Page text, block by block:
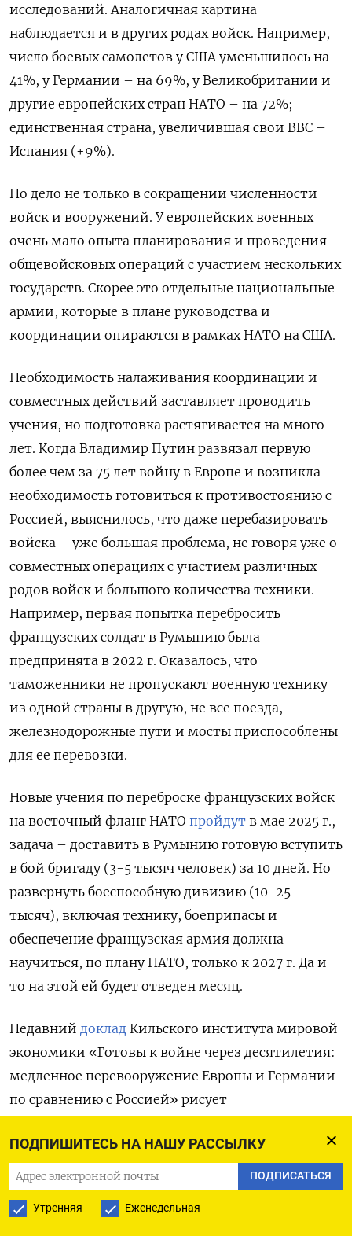
ПОДПИШИТЕСЬ НА НАШУ РАССЫЛКУ
ПОДПИСАТЬСЯ
Утренняя Еженедельная
исследований. Аналогичная картина
наблюдается и в других родах войск. Например,
число боевых самолетов у США уменьшилось на
41%, у Германии – на 69%, у Великобритании и
другие европейских стран НАТО – на 72%;
единственная страна, увеличившая свои ВВС –
Испания (+9%).
Но дело не только в сокращении численности
войск и вооружений. У европейских военных
очень мало опыта планирования и проведения
общевойсковых операций с участием нескольких
государств. Скорее это отдельные национальные
армии, которые в плане руководства и
координации опираются в рамках НАТО на США.
Необходимость налаживания координации и
совместных действий заставляет проводить
учения, но подготовка растягивается на много
лет. Когда Владимир Путин развязал первую
более чем за 75 лет войну в Европе и возникла
необходимость готовиться к противостоянию с
Россией, выяснилось, что даже перебазировать
войска – уже большая проблема, не говоря уже о
совместных операциях с участием различных
родов войск и большого количества техники.
Например, первая попытка перебросить
французских солдат в Румынию была
предпринята в 2022 г. Оказалось, что
таможенники не пропускают военную технику
из одной страны в другую, не все поезда,
железнодорожные пути и мосты приспособлены
для ее перевозки.
Новые учения по переброске французских войск
на восточный фланг НАТО пройдут в мае 2025 г.,
задача – доставить в Румынию готовую вступить
в бой бригаду (3-5 тысяч человек) за 10 дней. Но
развернуть боеспособную дивизию (10-25
тысяч), включая технику, боеприпасы и
обеспечение французская армия должна
научиться, по плану НАТО, только к 2027 г. Да и
то на этой ей будет отведен месяц.
Недавний доклад Кильского института мировой
экономики «Готовы к войне через десятилетия:
медленное перевооружение Европы и Германии
по сравнению с Россией» рисует
способности Германии и ее ВПК быстро наладить
производство вооружений в необходимых
количествах. Благодаря собственному
производству и поставкам из Северной Корее